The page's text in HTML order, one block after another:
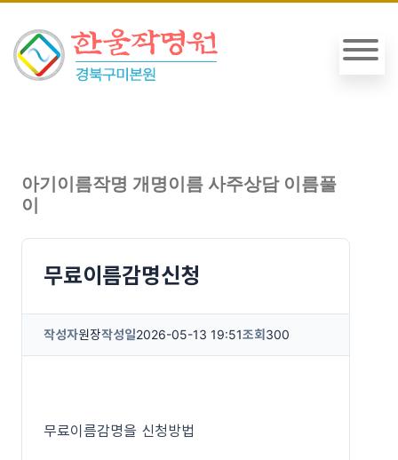
아기이름작명 개명이름 사주상담 이름풀
이
무료이름감명신청
작성자원장작성일2026-05-13 19:51조회 300
무료이름감명을 신청방법